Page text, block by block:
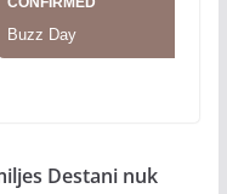
Destani nuk